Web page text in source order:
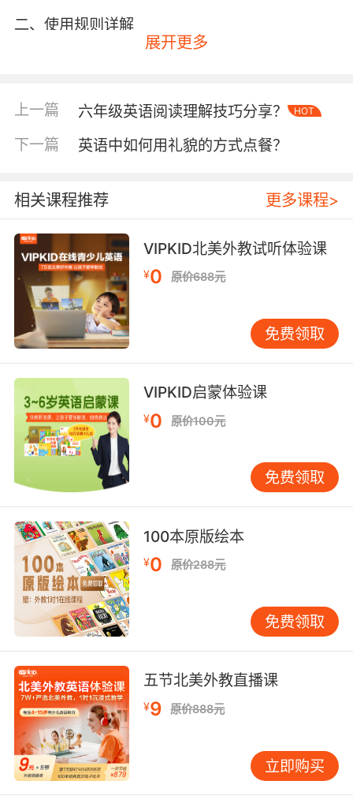
二、使用规则详解
明确优惠券的使用规则至关重要。首先，要注意
需要在有效期内使用，否则优惠券将自动失效。
得后未能在规定时间内使用，就无法享受相应的
优惠券可能仅适用于特定级别的课程，或者只能
用于购买某种类型的课程套餐。例如，某些优惠
券可能只适用于启蒙阶段的课程，而不能用于高
阶的商务英语课程。此外，还需关注优惠券的使
用限制，如是否可与其他优惠活动叠加使用。部
分优惠券可能不能与限时折扣、赠品活动等同时
享用。
三、最大化优惠价值
为了充分发挥优惠券的价值，学员需要掌握一些
策略。一方面，合理规划课程购买时间。如果学
员预计在未来一段时间内有学习需求，可以等待
VIPKID推出优惠活动时再购买课程。例如，在双
十一、618等电商大促期间，VIPKID通常会有较
大力度的优惠活动，此时使用优惠券购买课程，
能节省更多费用。另一方面，结合自身学习目标
和需求选择合适的课程。如果学员只是想提高日
常口语能力，可以选择基础的口语课程套餐；如
果有出国留学或商务交流的需求，则可以选择更
高级别的课程。同时，充分利用优惠券与其他福
利叠加的机会。比如，VIPKID有时会推出赠送课
时、学习资料等活动，学员可以在使用优惠券的
基础上，参与这些活动，进一步提升学习的性价
比。
四、常见问题解答
在使用优惠券的过程中，学员可能会遇到一些问
题。例如，优惠券无法正常使用。这可能是由于
网络问题、输入错误等原因导致的。此时，学员
可以尝试刷新页面、重新输入优惠券代码，或者
联系VIPKID的客服人员寻求帮助。另外，有些学
展开更多
上一篇 六年级英语阅读理解技巧分享？ HOT
下一篇 英语中如何用礼貌的方式点餐？
相关课程推荐 更多课程>
VIPKID北美外教试听体验课
¥0 原价688元
免费领取
VIPKID启蒙体验课
¥0 原价100元
免费领取
100本原版绘本
¥0 原价288元
免费领取
五节北美外教直播课
¥9 原价888元
立即购买